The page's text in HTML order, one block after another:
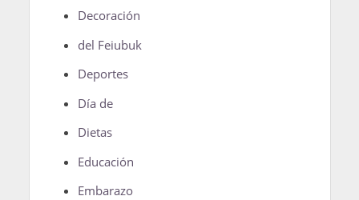
Decoración
del Feiubuk
Deportes
Día de
Dietas
Educación
Embarazo